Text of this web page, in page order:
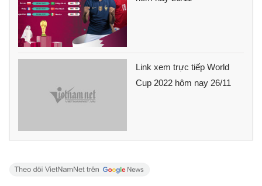
Link xem trực tiếp World
Cup 2022 hôm nay 26/11